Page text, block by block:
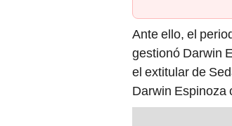
Ante ello, el
gestionó Darwin
el extitular de
Darwin Espinoza